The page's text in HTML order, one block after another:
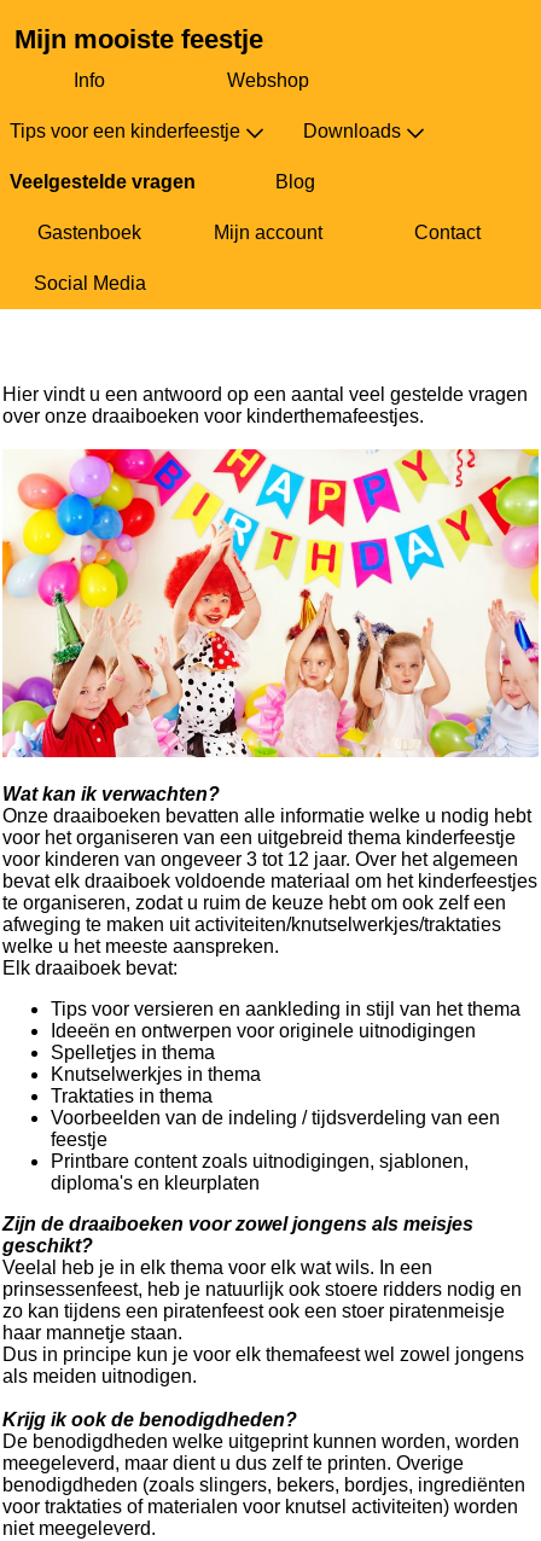
Mijn mooiste feestje
Info Webshop
Tips voor een kinderfeestje Downloads
Veelgestelde vragen Blog
Gastenboek Mijn account Contact
Social Media
Hier vindt u een antwoord op een aantal veel gestelde vragen
over onze draaiboeken voor kinderthemafeestjes.
Wat kan ik verwachten?
Onze draaiboeken bevatten alle informatie welke u nodig hebt
voor het organiseren van een uitgebreid thema kinderfeestje
voor kinderen van ongeveer 3 tot 12 jaar. Over het algemeen
bevat elk draaiboek voldoende materiaal om het kinderfeestjes
te organiseren, zodat u ruim de keuze hebt om ook zelf een
afweging te maken uit activiteiten/knutselwerkjes/traktaties
welke u het meeste aanspreken.
Elk draaiboek bevat:
Tips voor versieren en aankleding in stijl van het thema
Ideeën en ontwerpen voor originele uitnodigingen
Spelletjes in thema
Knutselwerkjes in thema
Traktaties in thema
Voorbeelden van de indeling / tijdsverdeling van een
feestje
Printbare content zoals uitnodigingen, sjablonen,
diploma's en kleurplaten
Zijn de draaiboeken voor zowel jongens als meisjes
geschikt?
Veelal heb je in elk thema voor elk wat wils. In een
prinsessenfeest, heb je natuurlijk ook stoere ridders nodig en
zo kan tijdens een piratenfeest ook een stoer piratenmeisje
haar mannetje staan.
Dus in principe kun je voor elk themafeest wel zowel jongens
als meiden uitnodigen.
Krijg ik ook de benodigdheden?
De benodigdheden welke uitgeprint kunnen worden, worden
meegeleverd, maar dient u dus zelf te printen. Overige
benodigdheden (zoals slingers, bekers, bordjes, ingrediënten
voor traktaties of materialen voor knutsel activiteiten) worden
niet meegeleverd.